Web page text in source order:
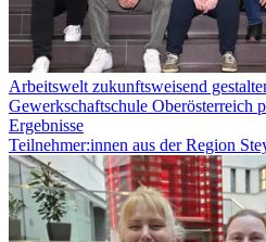
Arbeitswelt zukunftsweisend
Gewerkschaftschule Oberösterreich
Ergebnisse
Teilnehmer:innen aus der Region